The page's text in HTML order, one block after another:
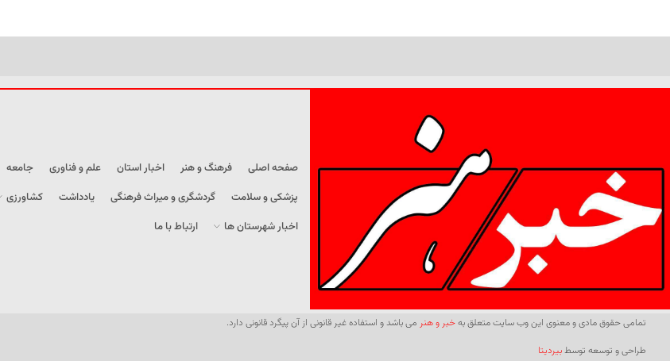
صفحه اصلی فرهنگ و هنر اخبار استان علم و فناوری
جامعه
پزشکی و سلامت
گردشگری و میراث فرهنگی یادداشت
کشاورزی
اخبار شهرستان ها
ارتباط با ما
تمامی حقوق مادی و معنوی این وب سایت متعلق بهخبر و هنر می باشد و استفاده غیر قانونی از آن پیگرد قانونی دارد.
طراحی و توسعه توسطبیردیتا